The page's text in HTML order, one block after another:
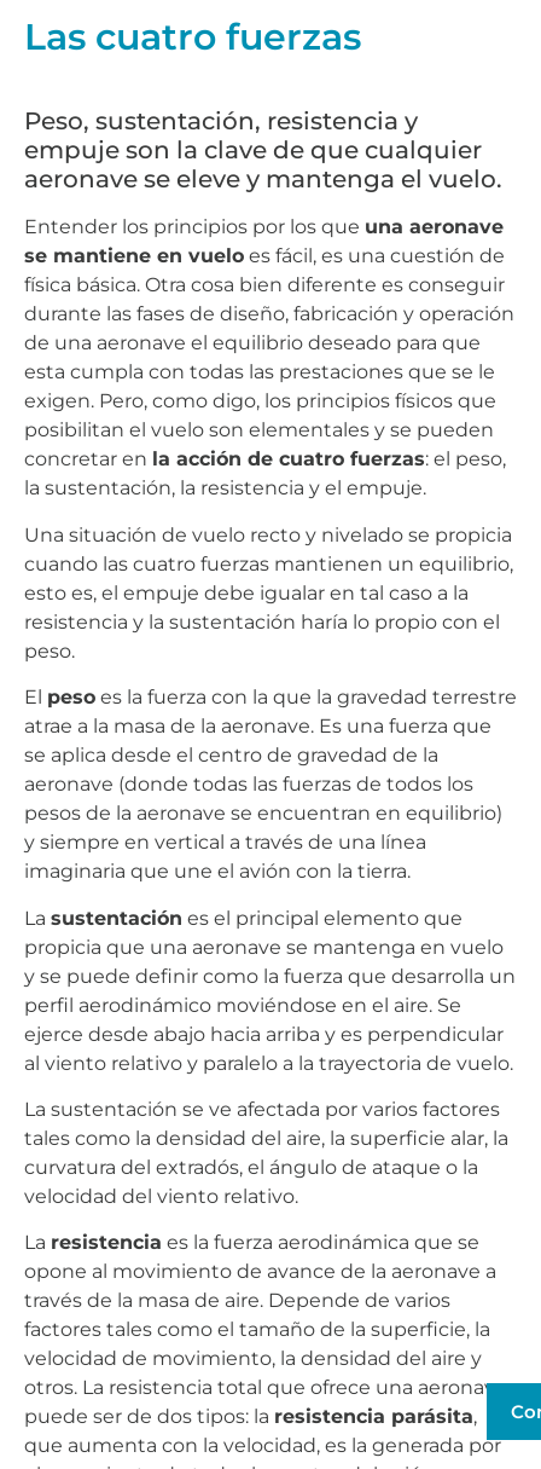
Las cuatro fuerzas
Peso, sustentación, resistencia y
empuje son la clave de que cualquier
aeronave se eleve y mantenga el vuelo.
Entender los principios por los que una aeronave
se mantiene en vuelo es fácil, es una cuestión de
física básica. Otra cosa bien diferente es conseguir
durante las fases de diseño, fabricación y operación
de una aeronave el equilibrio deseado para que
esta cumpla con todas las prestaciones que se le
exigen. Pero, como digo, los principios físicos que
posibilitan el vuelo son elementales y se pueden
concretar en la acción de cuatro fuerzas: el peso,
la sustentación, la resistencia y el empuje.
Una situación de vuelo recto y nivelado se propicia
cuando las cuatro fuerzas mantienen un equilibrio,
esto es, el empuje debe igualar en tal caso a la
resistencia y la sustentación haría lo propio con el
peso.
El peso es la fuerza con la que la gravedad terrestre
atrae a la masa de la aeronave. Es una fuerza que
se aplica desde el centro de gravedad de la
aeronave (donde todas las fuerzas de todos los
pesos de la aeronave se encuentran en equilibrio)
y siempre en vertical a través de una línea
imaginaria que une el avión con la tierra.
La sustentación es el principal elemento que
propicia que una aeronave se mantenga en vuelo
y se puede definir como la fuerza que desarrolla un
perfil aerodinámico moviéndose en el aire. Se
ejerce desde abajo hacia arriba y es perpendicular
al viento relativo y paralelo a la trayectoria de vuelo.
La sustentación se ve afectada por varios factores
tales como la densidad del aire, la superficie alar, la
curvatura del extradós, el ángulo de ataque o la
velocidad del viento relativo.
La resistencia es la fuerza aerodinámica que se
opone al movimiento de avance de la aeronave a
través de la masa de aire. Depende de varios
factores tales como el tamaño de la superficie, la
velocidad de movimiento, la densidad del aire y
otros. La resistencia total que ofrece una aeronave
puede ser de dos tipos: la resistencia parásita,
que aumenta con la velocidad, es la generada por